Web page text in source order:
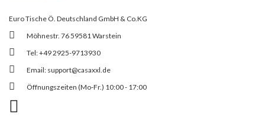
Euro Tische Ö. Deutschland GmbH & Co.KG
Möhnestr. 76 59581 Warstein
Tel: +49 2925-9713930
Email: support@casaxxl.de
Öffnungszeiten (Mo-Fr.) 10:00 - 17:00